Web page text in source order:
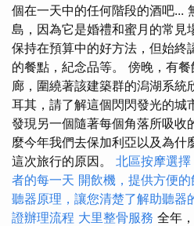
個在一天中的任何階段的酒吧...
島，因為它是婚禮和蜜月的常見
保持在預算中的好方法，但始終
的餐點，紀念品等。 傍晚，有
廊，圍繞著該建築群的潟湖系統
耳其，請了解這個閃閃發光的城
發現另一個隨著每個角落所吸收
麼今年我們去保加利亞以及為
這次旅行的原因。 北區按摩選擇
者的每一天 開飲機，提供方便
聽器原理，讓您清楚了解助聽器
證辦理流程 大里整骨服務 全年